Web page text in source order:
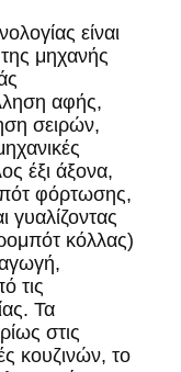
είναι
μηχανής
αφής,
σειρών,
έξι άξονα,
φόρτωσης,
γυαλίζοντας
κόλλας)
τις
Τα
στις
κουζινών, το